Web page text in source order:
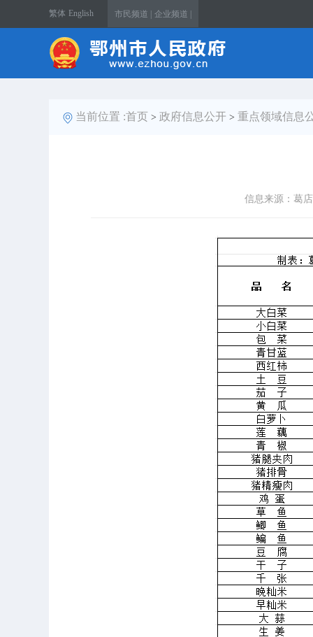
繁体 English 市民频道 | 企业频道 |
当前位置 :首页 > 政府信息公开 > 重点领域信息
信息来源：葛